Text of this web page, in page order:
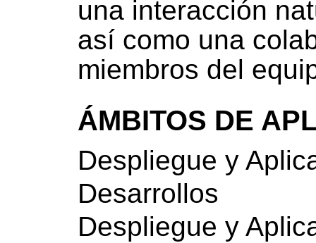
una interacción
así como una
miembros del
ÁMBITOS DE
Despliegue y
Desarrollos
Despliegue y